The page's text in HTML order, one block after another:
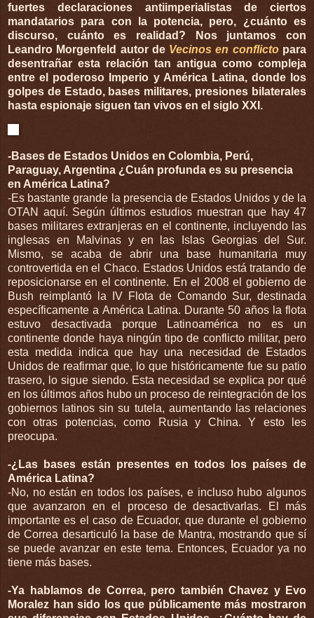
fuertes declaraciones antiimperialistas de ciertos
mandatarios para con la potencia, pero, ¿cuánto es
discurso, cuánto es realidad? Nos juntamos con
Leandro Morgenfeld autor de Vecinos en conflictopara
desentrañar esta relación tan antigua como compleja
entre el poderoso Imperio y América Latina, donde los
golpes de Estado, bases militares, presiones bilaterales
hasta espionaje siguen tan vivos en el siglo XXI.
-Bases de Estados Unidos en Colombia, Perú,
Paraguay, Argentina ¿Cuán profunda es su presencia
en América Latina?
-Es bastante grande la presencia de Estados Unidos y de la
OTAN aquí. Según últimos estudios muestran que hay 47
bases militares extranjeras en el continente, incluyendo las
inglesas en Malvinas y en las Islas Georgias del Sur.
Mismo, se acaba de abrir una base humanitaria muy
controvertida en el Chaco. Estados Unidos está tratando de
reposicionarse en el continente. En el 2008 el gobierno de
Bush reimplantó la IV Flota de Comando Sur, destinada
específicamente a América Latina. Durante 50 años la flota
estuvo desactivada porque Latinoamérica no es un
continente donde haya ningún tipo de conflicto militar, pero
esta medida indica que hay una necesidad de Estados
Unidos de reafirmar que, lo que históricamente fue su patio
trasero, lo sigue siendo. Esta necesidad se explica por qué
en los últimos años hubo un proceso de reintegración de los
gobiernos latinos sin su tutela, aumentando las relaciones
con otras potencias, como Rusia y China. Y esto les
preocupa.
-¿Las bases están presentes en todos los países de
América Latina?
-No, no están en todos los países, e incluso hubo algunos
que avanzaron en el proceso de desactivarlas. El más
importante es el caso de Ecuador, que durante el gobierno
de Correa desarticuló la base de Mantra, mostrando que sí
se puede avanzar en este tema. Entonces, Ecuador ya no
tiene más bases.
-Ya hablamos de Correa, pero también Chavez y Evo
Moralez han sido los que públicamente más mostraron